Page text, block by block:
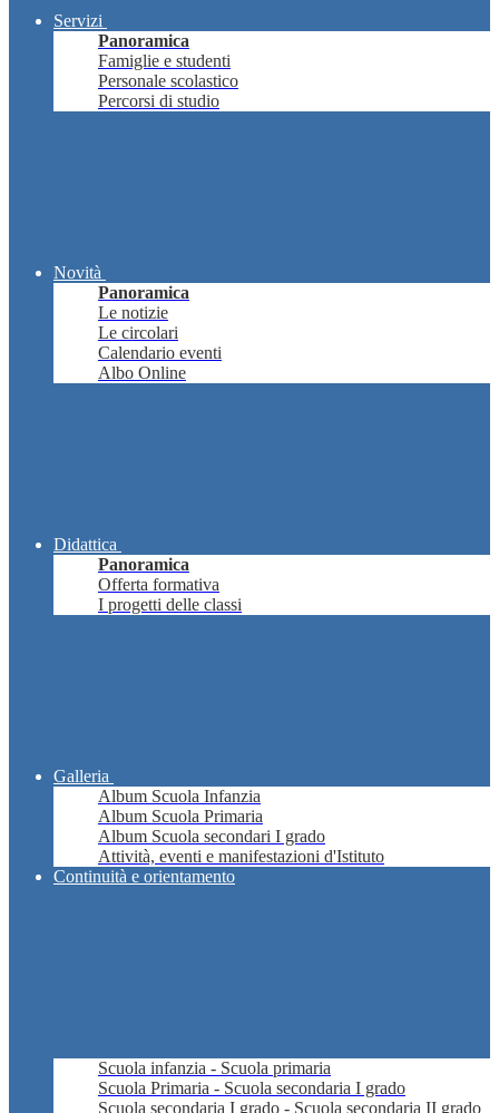
Servizi
Panoramica
Famiglie e studenti
Personale scolastico
Percorsi di studio
Novità
Panoramica
Le notizie
Le circolari
Calendario eventi
Albo Online
Didattica
Panoramica
Offerta formativa
I progetti delle classi
Galleria
Album Scuola Infanzia
Album Scuola Primaria
Album Scuola secondari I grado
Attività, eventi e manifestazioni d'Istituto
Continuità e orientamento
Scuola infanzia - Scuola primaria
Scuola Primaria - Scuola secondaria I grado
Scuola secondaria I grado - Scuola secondaria II grado